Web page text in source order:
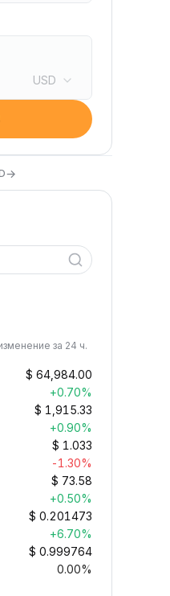
USD
→
за 24 ч.
$ 64,984.00
+0.70%
$ 1,915.33
+0.90%
$ 1.033
-1.30%
$ 73.58
+0.50%
$ 0.201473
+6.70%
$ 0.999764
0.00%